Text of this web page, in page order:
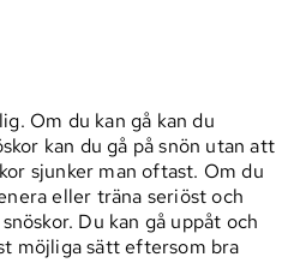
Om du kan gå kan du
kan du gå på snön utan att
sjunker man oftast. Om du
eller träna seriöst och
Du kan gå uppåt och
möjliga sätt eftersom bra